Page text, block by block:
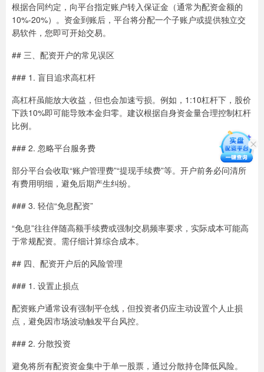
根据合同约定，向平台指定账户转入保证金（通常为配资金额的
10%-20%）。资金到账后，平台将分配一个子账户或提供独立交
易软件，您即可开始交易。
## 三、配资开户的常见误区
### 1. 盲目追求高杠杆
高杠杆虽能放大收益，但也会加速亏损。例如，1:10杠杆下，股价
下跌10%即可能导致本金归零。建议根据自身资金量合理控制杠杆
比例。
### 2. 忽略平台服务费
部分平台会收取“账户管理费”“提现手续费”等。开户前务必问清所
有费用明细，避免后期产生纠纷。
### 3. 轻信“免息配资”
“免息”往往伴随高额手续费或强制交易频率要求，实际成本可能高
于常规配资。需仔细计算综合成本。
## 四、配资开户后的风险管理
### 1. 设置止损点
配资账户通常设有强制平仓线，但投资者仍应主动设置个人止损
点，避免因市场波动触发平台风控。
### 2. 分散投资
避免将所有配资资金集中于单一股票，通过分散持仓降低风险。